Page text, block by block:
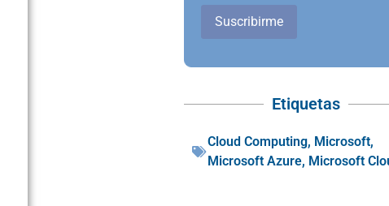
Suscribirme
Etiquetas
Cloud Computing, Microsoft,
Microsoft Azure, Microsoft